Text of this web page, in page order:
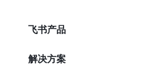
飞书产品
解决方案